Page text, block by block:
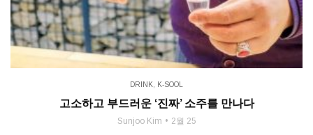
DRINK K-SOOL
고소하고 부드러운 ‘진짜’ 소주를 만나다
Sunjoo Kim 2월 25